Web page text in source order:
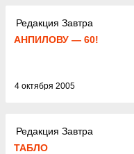
Редакция Завтра
АНПИЛОВУ — 60!
4 октября 2005
Редакция Завтра
ТАБЛО